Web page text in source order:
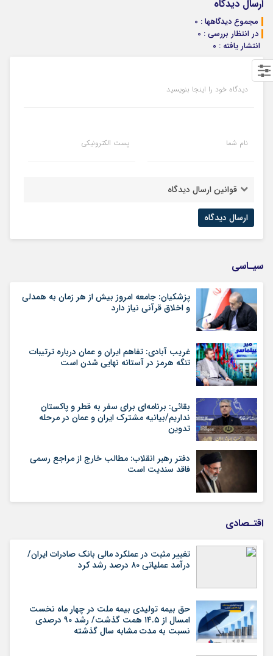
ارسال دیدگاه
مجموع دیدگاهها : 0
در انتظار بررسی : 0
انتشار یافته : ۰
دیدگاه خود را اینجا بنویسید
نام شما پست الکترونیکی
قوانین ارسال دیدگاه
سیـاسی
پزشکیان: جامعه امروز بیش از هر زمان به همدلی
و اخلاق قرآنی نیاز دارد
غریب آبادی: تفاهم ایران و عمان درباره ترتیبات
تنگه هرمز در آستانه نهایی شدن است
بقائی: برنامه‌ای برای سفر به قطر و پاکستان
نداریم/بیانیه مشترک ایران و عمان در مرحله
تدوین
دفتر رهبر انقلاب: مطالب خارج از مراجع رسمی
فاقد سندیت است
اقتـصادی
تغییر مثبت در عملکرد مالی بانک صادرات ایران/
درآمد عملیاتی ۸۰ درصد رشد کرد
حق بیمه تولیدی بیمه ملت در چهار ماه نخست
امسال از ۱۴.۵ همت گذشت/ رشد ۹۰ درصدی
نسبت به مدت مشابه سال گذشته